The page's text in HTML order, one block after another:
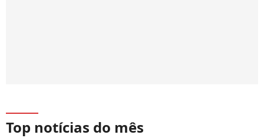
Top notícias do mês